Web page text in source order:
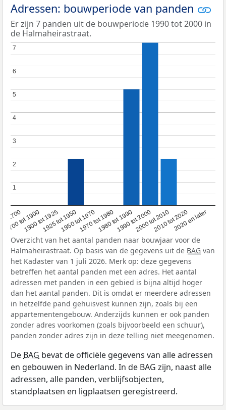
Adressen: bouwperiode van panden
Er zijn 7 panden uit de bouwperiode 1990 tot 2000 in
de Halmaheirastraat.
1700
1700 tot 1900
1900 tot 19251925 tot 19501950 tot 19701970 tot 19801980 tot 19901990 tot 20002000 tot 20102010 tot 20202020 en later
1
1
2
2
3
3
4
4
5
5
6
6
7
7
Overzicht van het aantal panden naar bouwjaar voor de
Halmaheirastraat. Op basis van de gegevens uit de BAG van
het Kadaster van 1 juli 2026. Merk op: deze gegevens
betreffen het aantal panden met een adres. Het aantal
adressen met panden in een gebied is bijna altijd hoger
dan het aantal panden. Dit is omdat er meerdere adressen
in hetzelfde pand gehuisvest kunnen zijn, zoals bij een
appartementengebouw. Anderzijds kunnen er ook panden
zonder adres voorkomen (zoals bijvoorbeeld een schuur),
panden zonder adres zijn in deze telling niet meegenomen.
De BAG bevat de officiële gegevens van alle adressen
en gebouwen in Nederland. In de BAG zijn, naast alle
adressen, alle panden, verblijfsobjecten,
standplaatsen en ligplaatsen geregistreerd.